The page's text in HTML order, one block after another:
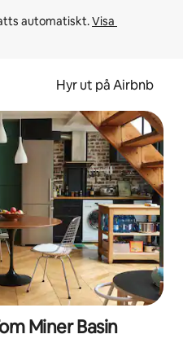
automatiskt. Visa
Hyr ut på Airbnb
Miner Basin